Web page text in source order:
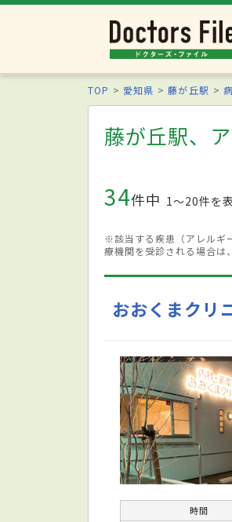
TOP 愛知県 藤が丘駅
藤が丘駅、
34件中 1〜20件を
※該当する疾患（アレルギ
療機関を受診される場合は
おおくまクリ
時間